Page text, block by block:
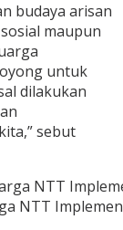
budaya arisan
maupun
untuk
dilakukan
sebut
NTT